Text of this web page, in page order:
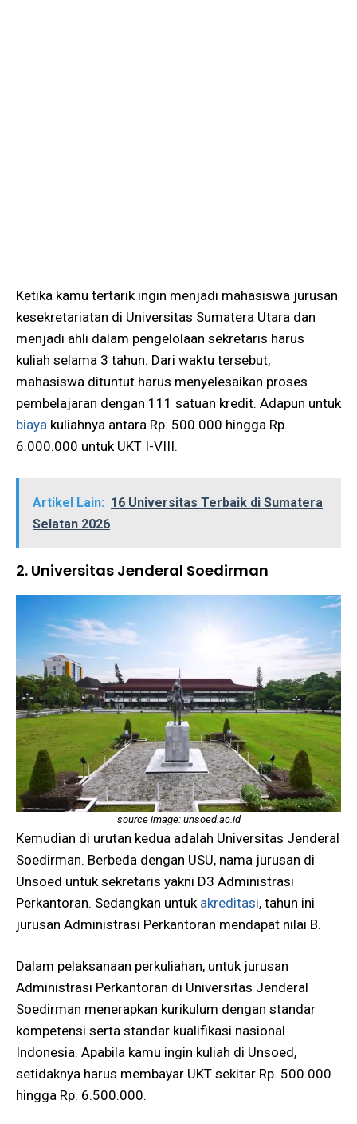
Ketika kamu tertarik ingin menjadi mahasiswa jurusan
kesekretariatan di Universitas Sumatera Utara dan
menjadi ahli dalam pengelolaan sekretaris harus
kuliah selama 3 tahun. Dari waktu tersebut,
mahasiswa dituntut harus menyelesaikan proses
pembelajaran dengan 111 satuan kredit. Adapun untuk
biaya kuliahnya antara Rp. 500.000 hingga Rp.
6.000.000 untuk UKT I-VIII.
Artikel Lain: 16 Universitas Terbaik di Sumatera
Selatan 2026
2. Universitas Jenderal Soedirman
source image: unsoed.ac.id
Kemudian di urutan kedua adalah Universitas Jenderal
Soedirman. Berbeda dengan USU, nama jurusan di
Unsoed untuk sekretaris yakni D3 Administrasi
Perkantoran. Sedangkan untuk akreditasi, tahun ini
jurusan Administrasi Perkantoran mendapat nilai B.
Dalam pelaksanaan perkuliahan, untuk jurusan
Administrasi Perkantoran di Universitas Jenderal
Soedirman menerapkan kurikulum dengan standar
kompetensi serta standar kualifikasi nasional
Indonesia. Apabila kamu ingin kuliah di Unsoed,
setidaknya harus membayar UKT sekitar Rp. 500.000
hingga Rp. 6.500.000.